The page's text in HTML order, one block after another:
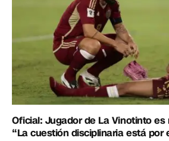
Oficial: Jugador de La Vinotinto
“La cuestión disciplinaria está por